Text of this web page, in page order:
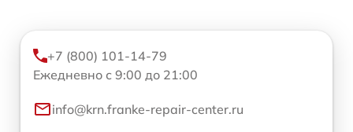
+7 (800) 101-14-79
Ежедневно с 9:00 до 21:00
info@krn.franke-repair-center.ru